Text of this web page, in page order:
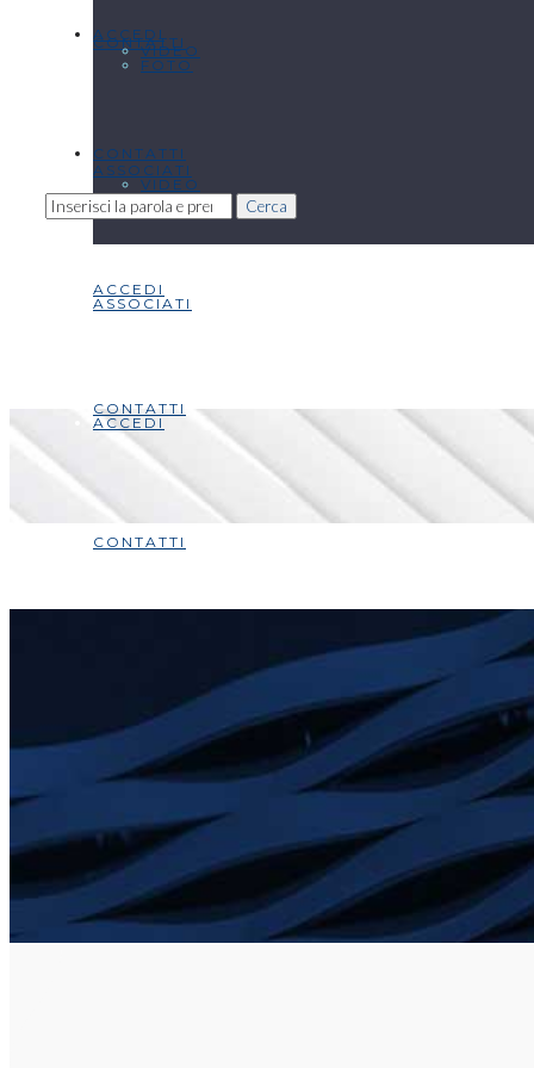
ACCEDI
CONTATTI
CONTATTI
Cerca
VIDEO
ASSOCIATI
ACCEDI
CONTATTI
FOTO
VIDEO
ASSOCIATI
ACCEDI
CONTATTI